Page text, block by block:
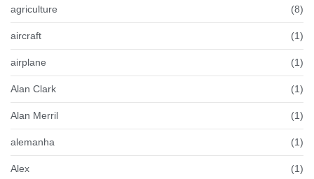
agriculture (8)
aircraft (1)
airplane (1)
Alan Clark (1)
Alan Merril (1)
alemanha (1)
Alex (1)